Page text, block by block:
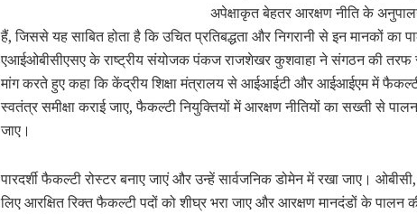
अपेक्षाकृत बेहतर आरक्षण नीति के
हैं, जिससे यह साबित होता है कि उचित प्रतिबद्धता और निगरानी से इन मानकों का
एआईओबीसीएसए के राष्ट्रीय संयोजक पंकज राजशेखर कुशवाहा ने संगठन की
मांग करते हुए कहा कि केंद्रीय शिक्षा मंत्रालय से आईआईटी और आईआईएम में
स्वतंत्र समीक्षा कराई जाए, फैकल्टी नियुक्तियों में आरक्षण नीतियों का सख्ती से
जाए।
पारदर्शी फैकल्टी रोस्टर बनाए जाएं और उन्हें सार्वजनिक डोमेन में रखा जाए।
लिए आरक्षित रिक्त फैकल्टी पदों को शीघ्र भरा जाए और आरक्षण मानदंडों के पालन